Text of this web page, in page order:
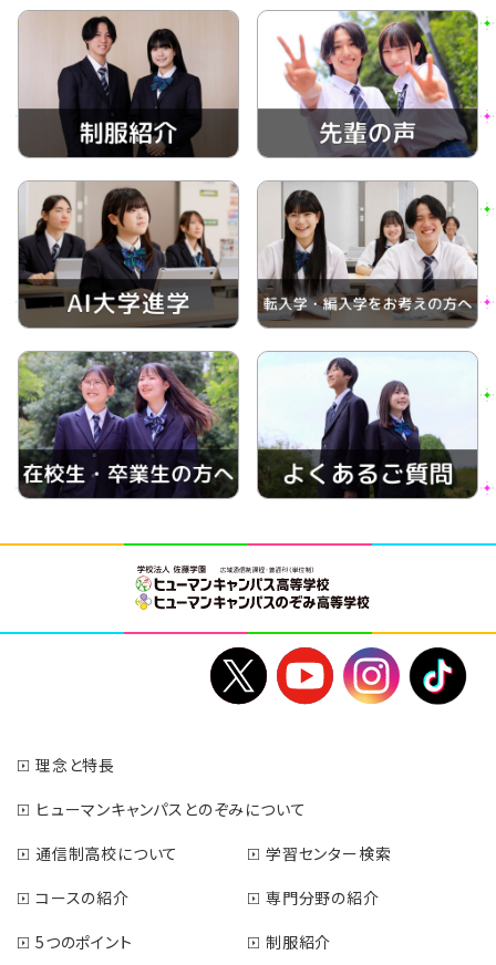
理念と特長
ヒューマンキャンパスとのぞみについて
通信制高校について
学習センター検索
コースの紹介
専門分野の紹介
5つのポイント
制服紹介